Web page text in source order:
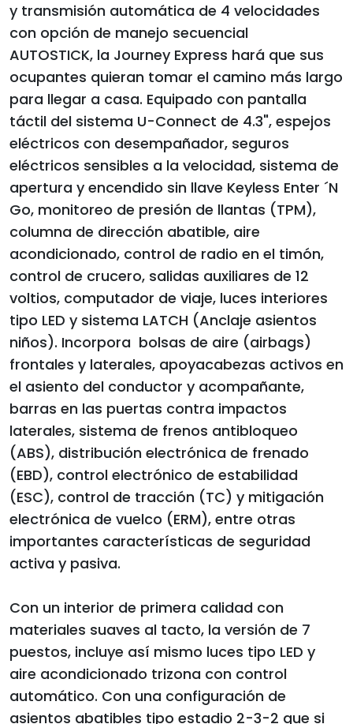
y transmisión automática de 4 velocidades
con opción de manejo secuencial
AUTOSTICK, la Journey Express hará que sus
ocupantes quieran tomar el camino más largo
para llegar a casa. Equipado con pantalla
táctil del sistema U-Connect de 4.3", espejos
eléctricos con desempañador, seguros
eléctricos sensibles a la velocidad, sistema de
apertura y encendido sin llave Keyless Enter ´N
Go, monitoreo de presión de llantas (TPM),
columna de dirección abatible, aire
acondicionado, control de radio en el timón,
control de crucero, salidas auxiliares de 12
voltios, computador de viaje, luces interiores
tipo LED y sistema LATCH (Anclaje asientos
niños). Incorpora bolsas de aire (airbags)
frontales y laterales, apoyacabezas activos en
el asiento del conductor y acompañante,
barras en las puertas contra impactos
laterales, sistema de frenos antibloqueo
(ABS), distribución electrónica de frenado
(EBD), control electrónico de estabilidad
(ESC), control de tracción (TC) y mitigación
electrónica de vuelco (ERM), entre otras
importantes características de seguridad
activa y pasiva.
Con un interior de primera calidad con
materiales suaves al tacto, la versión de 7
puestos, incluye así mismo luces tipo LED y
aire acondicionado trizona con control
automático. Con una configuración de
asientos abatibles tipo estadio 2-3-2 que si